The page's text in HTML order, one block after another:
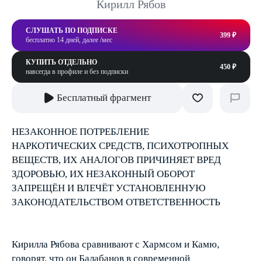
Кирилл Рябов
СЛУШАТЬ ПО ПОДПИСКЕ
бесплатно 14 дней, далее /мес
399 ₽
КУПИТЬ ОТДЕЛЬНО
навсегда в профиле и без подписки
450 ₽
Бесплатный фрагмент
НЕЗАКОННОЕ ПОТРЕБЛЕНИЕ
НАРКОТИЧЕСКИХ СРЕДСТВ, ПСИХОТРОПНЫХ
ВЕЩЕСТВ, ИХ АНАЛОГОВ ПРИЧИНЯЕТ ВРЕД
ЗДОРОВЬЮ, ИХ НЕЗАКОННЫЙ ОБОРОТ
ЗАПРЕЩЁН И ВЛЕЧЁТ УСТАНОВЛЕННУЮ
ЗАКОНОДАТЕЛЬСТВОМ ОТВЕТСТВЕННОСТЬ
Кирилла Рябова сравнивают с Хармсом и Камю,
говорят, что он Балабанов в современной